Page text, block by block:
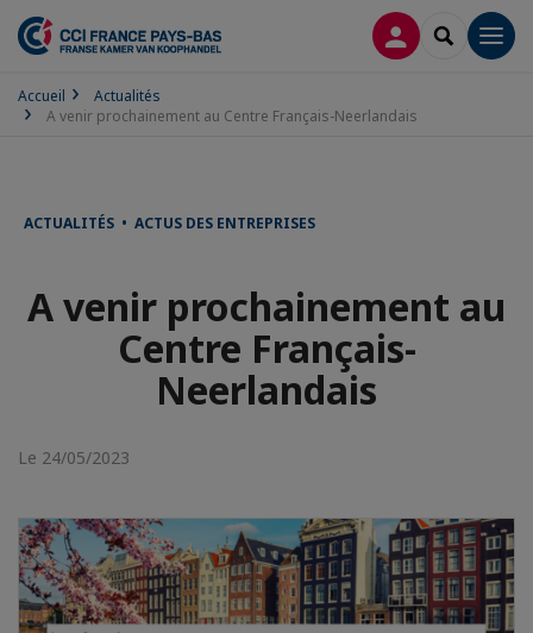
CONNEXION
Accueil
Actualités
A venir prochainement au Centre Français-Neerlandais
ACTUALITÉS • ACTUS DES ENTREPRISES
A venir prochainement au
Centre Français-
Neerlandais
Le 24/05/2023